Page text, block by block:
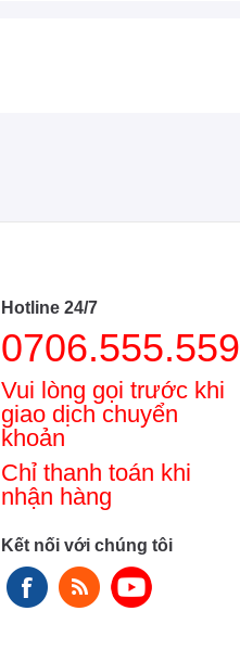
Hotline 24/7
0706.555.559
Vui lòng gọi trước khi
giao dịch chuyển
khoản
Chỉ thanh toán khi
nhận hàng
Kết nối với chúng tôi